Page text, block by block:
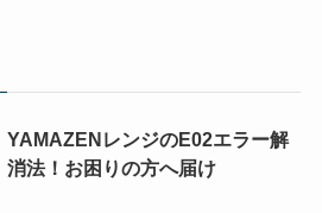
YAMAZENレンジのE02エラー解
消法！お困りの方へ届け